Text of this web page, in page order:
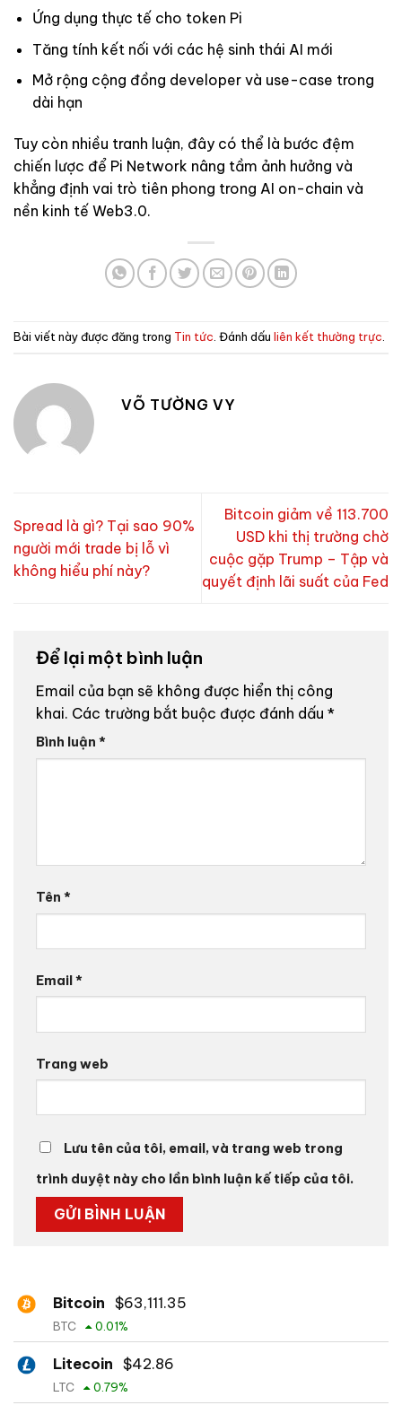
Ứng dụng thực tế cho token Pi
Tăng tính kết nối với các hệ sinh thái AI mới
Mở rộng cộng đồng developer và use-case trong
dài hạn
Tuy còn nhiều tranh luận, đây có thể là bước đệm
chiến lược để Pi Network nâng tầm ảnh hưởng và
khẳng định vai trò tiên phong trong AI on-chain và
nền kinh tế Web3.0.
Bài viết này được đăng trong Tin tức. Đánh dấu liên kết thường trực.
VÕ TƯỜNG VY
Spread là gì? Tại sao 90%
người mới trade bị lỗ vì
không hiểu phí này?
Bitcoin giảm về 113.700
USD khi thị trường chờ
cuộc gặp Trump – Tập và
quyết định lãi suất của Fed
Để lại một bình luận
Email của bạn sẽ không được hiển thị công
khai. Các trường bắt buộc được đánh dấu *
Bình luận *
Tên *
Email*
Trang web
Lưu tên của tôi, email, và trang web trong
trình duyệt này cho lần bình luận kế tiếp của tôi.
Bitcoin $63,111.35
BTC 0.01%
Litecoin $42.86
LTC 0.79%